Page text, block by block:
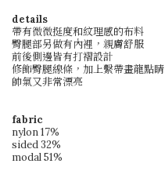
details
帶有微微挺度和紋理感的布料
臀腿部另做有內裡，親膚舒服
前後側邊皆有打褶設計
修飾臀腿線條，加上繫帶畫龍點睛
帥氣又非常漂亮
fabric
nylon 17%
sided 32%
modal 51%